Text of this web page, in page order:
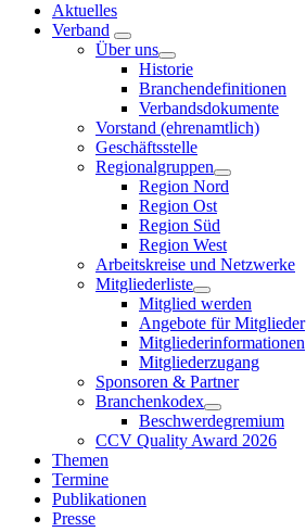
Aktuelles
Verband
Über uns
Historie
Branchendefinitionen
Verbandsdokumente
Vorstand (ehrenamtlich)
Geschäftsstelle
Regionalgruppen
Region Nord
Region Ost
Region Süd
Region West
Arbeitskreise und Netzwerke
Mitgliederliste
Mitglied werden
Angebote für Mitglieder
Mitgliederinformationen
Mitgliederzugang
Sponsoren & Partner
Branchenkodex
Beschwerdegremium
CCV Quality Award 2026
Themen
Termine
Publikationen
Presse